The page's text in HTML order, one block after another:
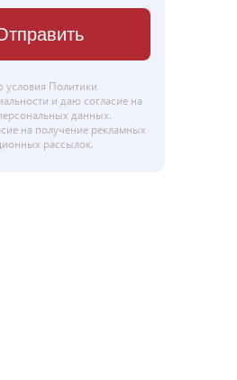
Политики
и даю согласие на
данных.
на получение рекламных
рассылок.